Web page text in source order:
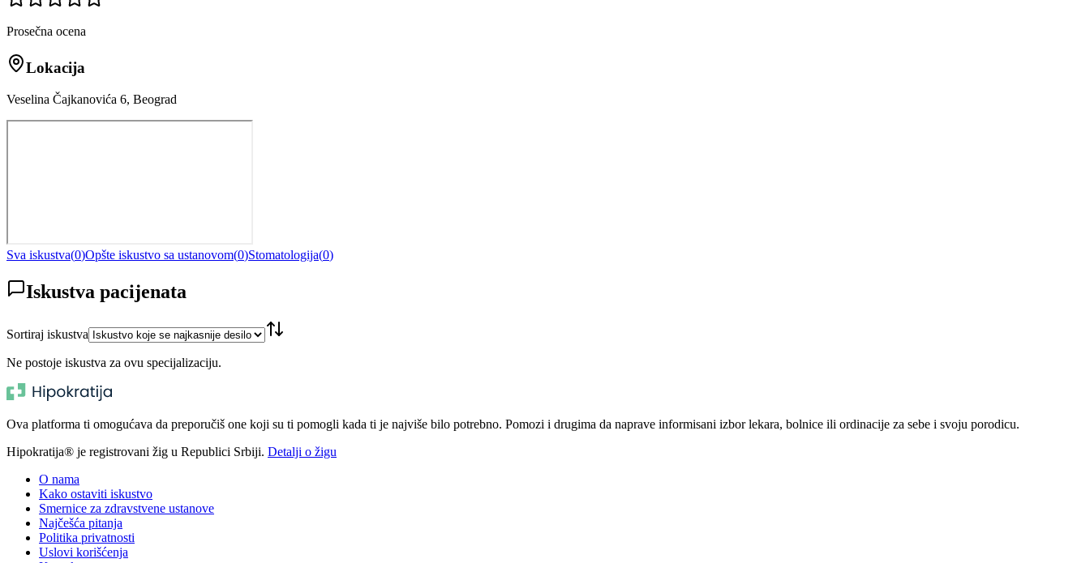
Prosečna ocena
Lokacija
Veselina Čajkanovića 6, Beograd
Sva iskustva(0)Opšte iskustvo sa ustanovom(0)Stomatologija(0)
Iskustva pacijenata
Sortiraj iskustva
Ne postoje iskustva za ovu specijalizaciju.
Ova platforma ti omogućava da preporučiš one koji su ti pomogli kada ti je najviše bilo potrebno. Pomozi i drugima da naprave informisani izbor lekara, bolnice ili ordinacije za sebe i svoju porodicu.
Hipokratija® je registrovani žig u Republici Srbiji. Detalji o žigu
O nama
Kako ostaviti iskustvo
Smernice za zdravstvene ustanove
Najčešća pitanja
Politika privatnosti
Uslovi korišćenja